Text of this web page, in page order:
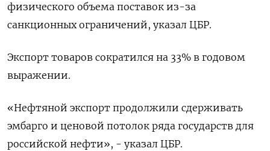
физического объема поставок из-за
санкционных ограничений, указал ЦБР.
Экспорт товаров сократился на 33% в годовом
выражении.
«Нефтяной экспорт продолжили сдерживать
эмбарго и ценовой потолок ряда государств для
российской нефти», - указал ЦБР.